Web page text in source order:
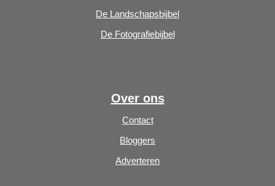
De Landschapsbijbel
De Fotografiebijbel
Over ons
Contact
Bloggers
Adverteren